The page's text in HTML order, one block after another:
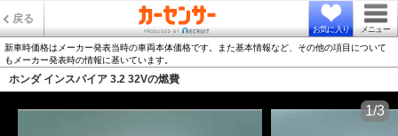
戻る
お気に入り メニュー
新車時価格はメーカー発表当時の車両本体価格です。また基本情報など、その他の項目について
もメーカー発表時の情報に基いています。
ホンダ インスパイア 3.2 32Vの燃費
1/3